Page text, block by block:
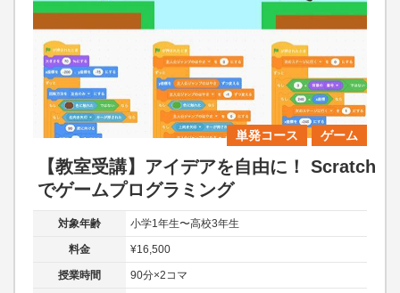
単発コース ゲーム
【教室受講】アイデアを自由に！ Scratch
でゲームプログラミング
対象年齢 小学1年生〜高校3年生
料金 ¥16,500
授業時間 90分×2コマ